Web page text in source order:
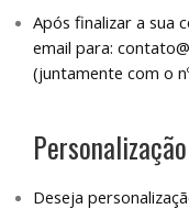
Após finalizar a sua
email para:
(juntamente com o
Deseja